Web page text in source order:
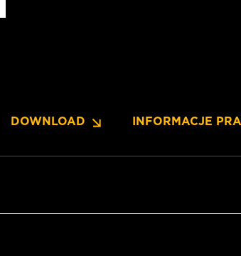
DOWNLOAD INFORMACJE